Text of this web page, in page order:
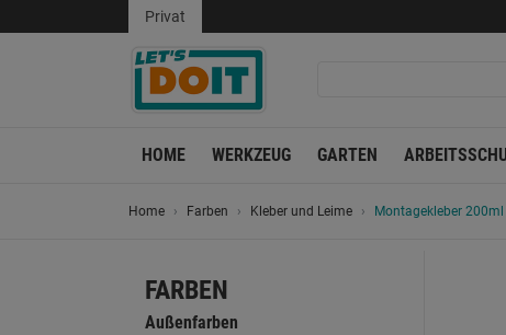
Privat
HOME WERKZEUG GARTEN
Home Farben Kleber und Leime Montagekleber
FARBEN
Außenfarben